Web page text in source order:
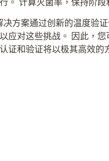
。 计算灭菌率，保持阶段
方案通过创新的温度验
应对这些挑战。 因此，
证和验证将以极其高效的